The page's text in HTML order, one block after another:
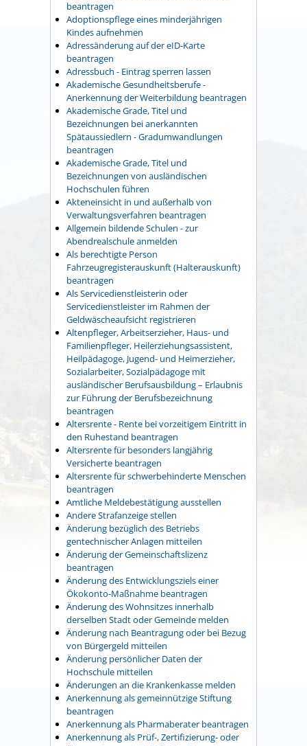
beantragen
Adoptionspflege eines minderjährigen
Kindes aufnehmen
Adressänderung auf der eID-Karte
beantragen
Adressbuch - Eintrag sperren lassen
Akademische Gesundheitsberufe -
Anerkennung der Weiterbildung beantragen
Akademische Grade, Titel und
Bezeichnungen bei anerkannten
Spätaussiedlern - Gradumwandlungen
beantragen
Akademische Grade, Titel und
Bezeichnungen von ausländischen
Hochschulen führen
Akteneinsicht in und außerhalb von
Verwaltungsverfahren beantragen
Allgemein bildende Schulen - zur
Abendrealschule anmelden
Als berechtigte Person
Fahrzeugregisterauskunft (Halterauskunft)
beantragen
Als Servicedienstleisterin oder
Servicedienstleister im Rahmen der
Geldwäscheaufsicht registrieren
Altenpfleger, Arbeitserzieher, Haus- und
Familienpfleger, Heilerziehungsassistent,
Heilpädagoge, Jugend- und Heimerzieher,
Sozialarbeiter, Sozialpädagoge mit
ausländischer Berufsausbildung – Erlaubnis
zur Führung der Berufsbezeichnung
beantragen
Altersrente - Rente bei vorzeitigem Eintritt in
den Ruhestand beantragen
Altersrente für besonders langjährig
Versicherte beantragen
Altersrente für schwerbehinderte Menschen
beantragen
Amtliche Meldebestätigung ausstellen
Andere Strafanzeige stellen
Änderung bezüglich des Betriebs
gentechnischer Anlagen mitteilen
Änderung der Gemeinschaftslizenz
beantragen
Änderung des Entwicklungsziels einer
Ökokonto-Maßnahme beantragen
Änderung des Wohnsitzes innerhalb
derselben Stadt oder Gemeinde melden
Änderung nach Beantragung oder bei Bezug
von Bürgergeld mitteilen
Änderung persönlicher Daten der
Hochschule mitteilen
Änderungen an die Krankenkasse melden
Anerkennung als gemeinnützige Stiftung
beantragen
Anerkennung als Pharmaberater beantragen
Anerkennung als Prüf-, Zertifizierung- oder